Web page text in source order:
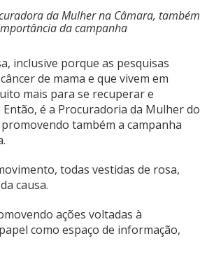
da Mulher na Câmara, também
da campanha
inclusive porque as pesquisas
de mama e que vivem em
mais para se recuperar e
é a Procuradoria da Mulher do
também a campanha
todas vestidas de rosa,
causa.
ações voltadas à
como espaço de informação,